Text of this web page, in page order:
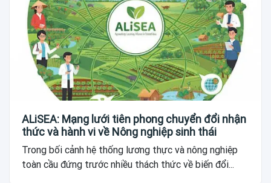
ALiSEA: Mạng lưới tiên phong chuyển đổi nhận
thức và hành vi về Nông nghiệp sinh thái
Trong bối cảnh hệ thống lương thực và nông nghiệp
toàn cầu đứng trước nhiều thách thức về biến đổi...